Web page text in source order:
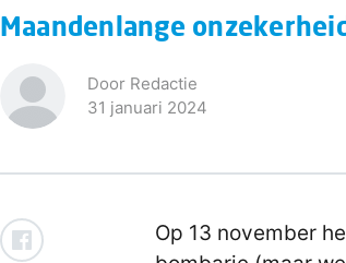
Maandenlange
Door Redactie
31 januari 2024
Op 13 november